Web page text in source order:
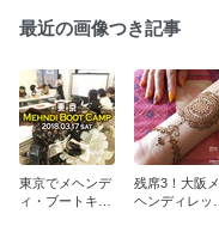
最近の画像つき記事
東京でメヘンデ
ィ・ブートキャ
残席3！大阪メ
ヘンディレッス